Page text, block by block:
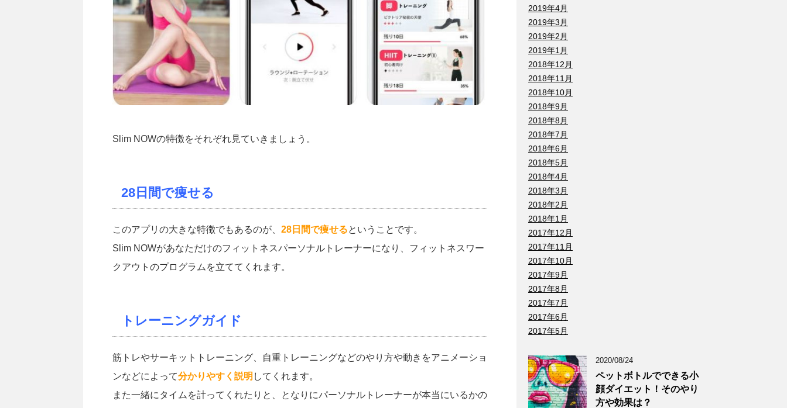
Slim NOWの特徴をそれぞれ見ていきましょう。
28日間で痩せる
このアプリの大きな特徴でもあるのが、 28日間で痩せるということです。
Slim NOWがあなただけのフィットネスパーソナルトレーナーになり、フィットネスワー
クアウトのプログラムを立ててくれます。
トレーニングガイド
筋トレやサーキットトレーニング、自重トレーニングなどのやり方や動きをアニメーショ
ンなどによって分かりやすく説明 してくれます。
また一緒にタイムを計ってくれたりと、となりにパーソナルトレーナーが本当にいるかの
2019年4月
2019年3月
2019年2月
2019年1月
2018年12月
2018年11月
2018年10月
2018年9月
2018年8月
2018年7月
2018年6月
2018年5月
2018年4月
2018年3月
2018年2月
2018年1月
2017年12月
2017年11月
2017年10月
2017年9月
2017年8月
2017年7月
2017年6月
2017年5月
2020/08/24
ペットボトルでできる小
顔ダイエット！そのやり
方や効果は？